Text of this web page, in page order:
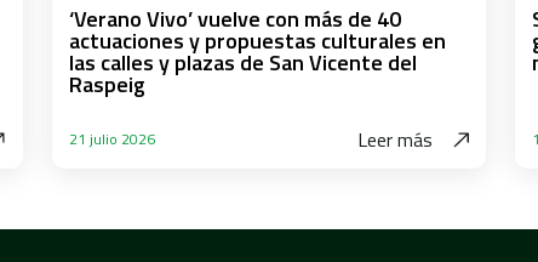
‘Verano Vivo’ vuelve con más de 40
actuaciones y propuestas culturales en
las calles y plazas de San Vicente del
Raspeig
21 julio 2026 Leer más